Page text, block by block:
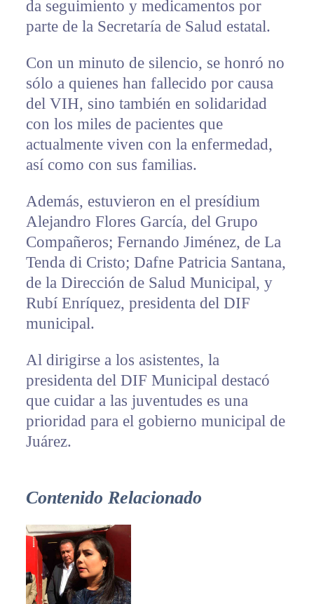
da seguimiento y medicamentos por
parte de la Secretaría de Salud estatal.
Con un minuto de silencio, se honró no
sólo a quienes han fallecido por causa
del VIH, sino también en solidaridad
con los miles de pacientes que
actualmente viven con la enfermedad,
así como con sus familias.
Además, estuvieron en el presídium
Alejandro Flores García, del Grupo
Compañeros; Fernando Jiménez, de La
Tenda di Cristo; Dafne Patricia Santana,
de la Dirección de Salud Municipal, y
Rubí Enríquez, presidenta del DIF
municipal.
Al dirigirse a los asistentes, la
presidenta del DIF Municipal destacó
que cuidar a las juventudes es una
prioridad para el gobierno municipal de
Juárez.
Contenido Relacionado